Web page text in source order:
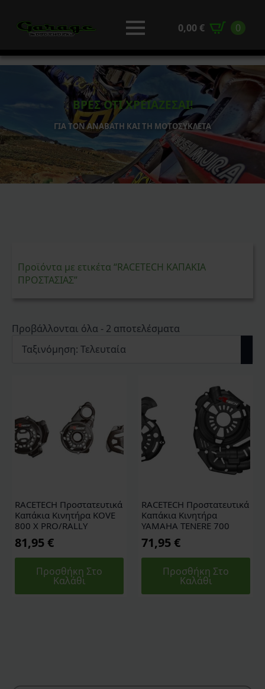
0,00 € 0
ΒΡΕΣ ΟΤΙ ΧΡΕΙΑΖΕΣΑΙ!
ΓΙΑ ΤΟΝ ΑΝΑΒΑΤΗ ΚΑΙ ΤΗ ΜΟΤΟΣΥΚΛΕΤΑ
Προϊόντα με ετικέτα “RACETECH ΚΑΠΑΚΙΑ
ΠΡΟΣΤΑΣΙΑΣ”
Προβάλλονται όλα - 2 αποτελέσματα
RACETECH Προστατευτικά
Καπάκια Κινητήρα KOVE
800 X PRO/RALLY
81,95 €
Προσθήκη Στο
Καλάθι
RACETECH Προστατευτικά
Καπάκια Κινητήρα
YAMAHA TENERE 700
71,95 €
Προσθήκη Στο
Καλάθι